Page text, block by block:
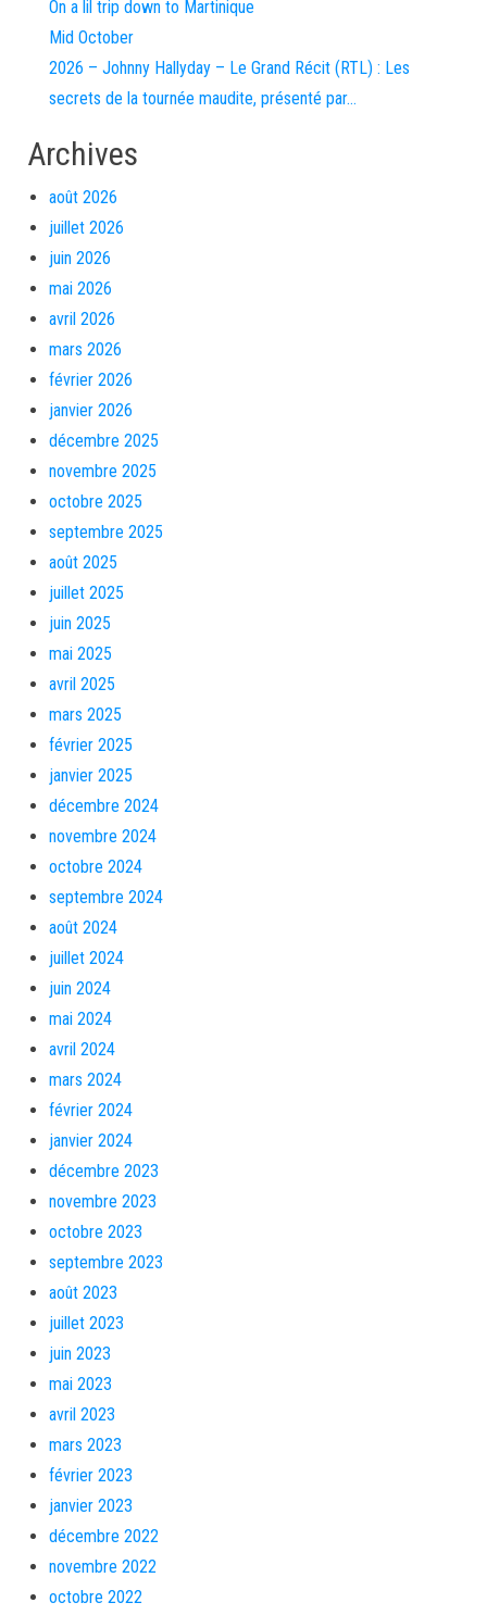
On a lil trip down to Martinique
Mid October
2026 – Johnny Hallyday – Le Grand Récit (RTL) : Les
secrets de la tournée maudite, présenté par…
Archives
août 2026
juillet 2026
juin 2026
mai 2026
avril 2026
mars 2026
février 2026
janvier 2026
décembre 2025
novembre 2025
octobre 2025
septembre 2025
août 2025
juillet 2025
juin 2025
mai 2025
avril 2025
mars 2025
février 2025
janvier 2025
décembre 2024
novembre 2024
octobre 2024
septembre 2024
août 2024
juillet 2024
juin 2024
mai 2024
avril 2024
mars 2024
février 2024
janvier 2024
décembre 2023
novembre 2023
octobre 2023
septembre 2023
août 2023
juillet 2023
juin 2023
mai 2023
avril 2023
mars 2023
février 2023
janvier 2023
décembre 2022
novembre 2022
octobre 2022